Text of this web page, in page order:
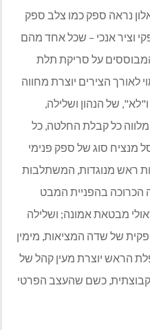
נראה ספק כמו צלב ספק
וציר אנכי – שכל אחד מהם
על סריקת תלת
לאורך הצירים יוצרת מחווה
של הנהון ושלילה,
כל קבלת החלטה, כל
מנציח סוג של ספק פנימי
ראש מנוגדות, המשתלבות
הכרוכה בהפניית המבט
מבטאת אמונה; ושלילה
של שדה המציאות, מימין
הראש יוצרת מעין קהל של
כשם שהעצב הפרטי